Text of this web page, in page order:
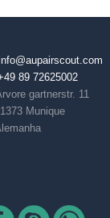
Info@aupairscout.com
89 72625002
gartnerstr. 11
Munique